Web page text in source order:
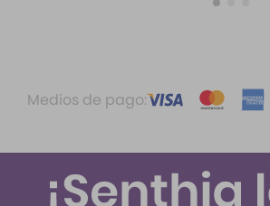
Medios de pago: